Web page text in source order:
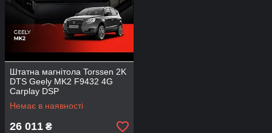
Штатна магнітола Torssen 2K
DTS Geely MK2 F9432 4G
Carplay DSP
Немає в наявності
26 011 ₴